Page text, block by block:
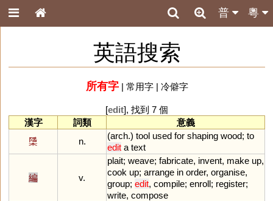
粵
普
英語搜索
所有字| 常用字| 冷僻字
[edit], 找到 7 個
漢字
詞類
意義
檃
n.
(arch.) tool used for shaping wood; to
edit a text
編 v.
plait; weave; fabricate, invent, make up,
cook up; arrange in order, organise,
group; edit, compile; enroll; register;
write, compose